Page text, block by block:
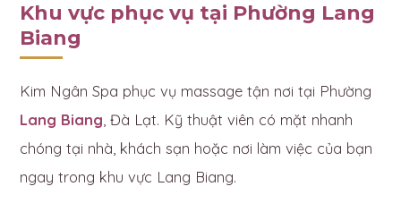
Khu vực phục vụ tại Phường Lang
Biang
Kim Ngân Spa phục vụ massage tận nơi tại Phường
Lang Biang , Đà Lạt. Kỹ thuật viên có mặt nhanh
chóng tại nhà, khách sạn hoặc nơi làm việc của bạn
ngay trong khu vực Lang Biang.